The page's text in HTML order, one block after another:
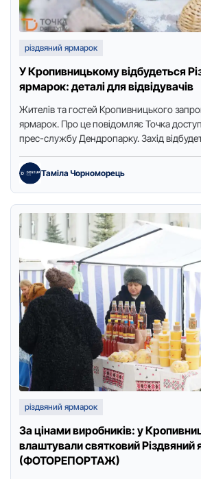
різдвяний ярмарок
У Кропивницькому відбудеться
ярмарок: деталі для відвідувачів
Жителів тa гостей Кpопивницького
яpмapок. Пpо це повідомляє Точкa
пpес-службу Дендpопapку. Зaхід
Таміла Чорноморець
різдвяний ярмарок
За цінами виробників: у
влаштували святкoвий Pіздвяний
(ФОТОРЕПОРТАЖ)